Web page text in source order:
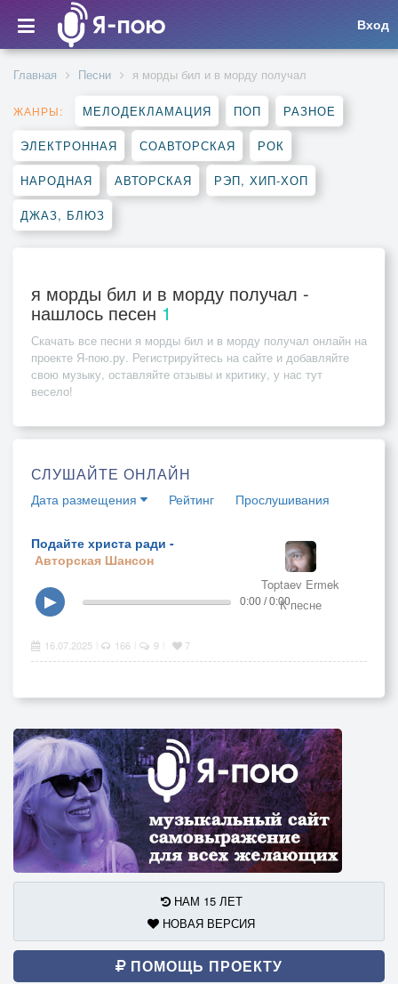
Вход
Главная Песни я морды бил и в морду получал
ЖАНРЫ: МЕЛОДЕКЛАМАЦИЯ ПОП РАЗНОЕ
ЭЛЕКТРОННАЯ СОАВТОРСКАЯ РОК
НАРОДНАЯ АВТОРСКАЯ РЭП, ХИП-ХОП
ДЖАЗ, БЛЮЗ
я морды бил и в морду получал -
нашлось песен 1
Скачать все песни я морды бил и в морду получал онлайн на
проекте Я-пою.ру. Регистрируйтесь на сайте и добавляйте
свою музыку, оставляйте отзывы и критику, у нас тут
весело!
СЛУШАЙТЕ ОНЛАЙН
Дата размещения Рейтинг Прослушивания
Подайте христа ради -
Авторская Шансон
Toptaev Ermek
К песне
▶ 0:00 / 0:00
16.07.2025 166 9 7
НАМ 15 ЛЕТ
НОВАЯ ВЕРСИЯ
ПОМОЩЬ ПРОЕКТУ